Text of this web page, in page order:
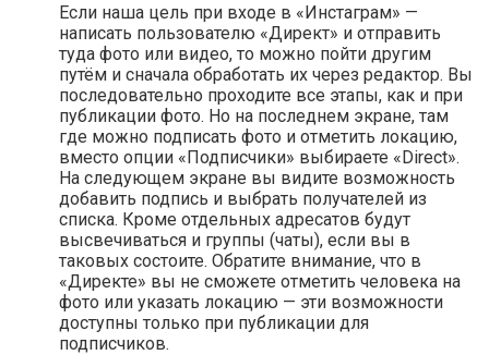
Если наша цель при входе в «Инстаграм» —
написать пользователю «Директ» и отправить
туда фото или видео, то можно пойти другим
путём и сначала обработать их через редактор. Вы
последовательно проходите все этапы, как и при
публикации фото. Но на последнем экране, там
где можно подписать фото и отметить локацию,
вместо опции «Подписчики» выбираете «Direct».
На следующем экране вы видите возможность
добавить подпись и выбрать получателей из
списка. Кроме отдельных адресатов будут
высвечиваться и группы (чаты), если вы в
таковых состоите. Обратите внимание, что в
«Директе» вы не сможете отметить человека на
фото или указать локацию — эти возможности
доступны только при публикации для
подписчиков.